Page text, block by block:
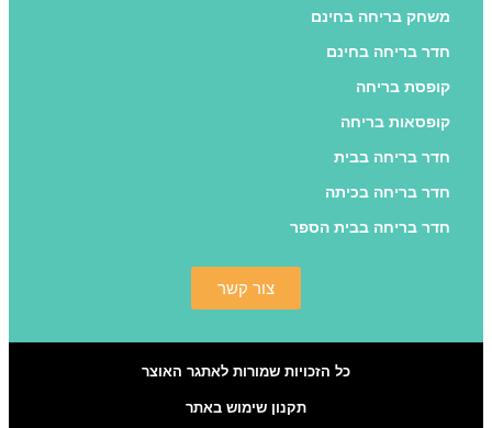
משחק בריחה בחינם
חדר בריחה בחינם
קופסת בריחה
קופסאות בריחה
חדר בריחה בבית
חדר בריחה בכיתה
חדר בריחה בבית הספר
צור קשר
כל הזכויות שמורות לאתגר האוצר
תקנון שימוש באתר